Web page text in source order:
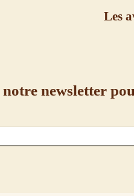
Les
newsletter